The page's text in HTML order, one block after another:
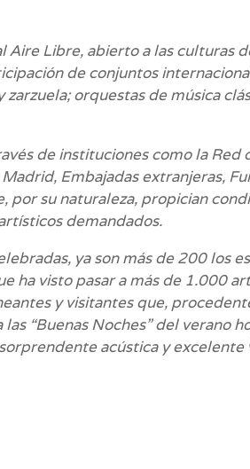
Aire Libre, abierto a las culturas
de conjuntos
orquestas de música
de instituciones como la Red
Embajadas extranjeras,
por su naturaleza, propician
demandados.
ya son más de 200 los
ha visto pasar a más de 1.000
y visitantes que,
“Buenas Noches” del verano
acústica y excelente